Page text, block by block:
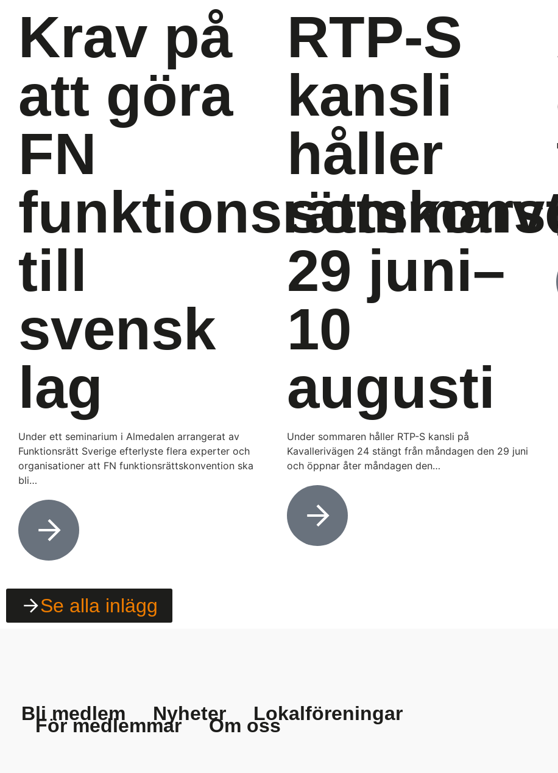
Krav på
att göra
FN
till
svensk
lag
Under ett seminarium i Almedalen arrangerat av
Funktionsrätt Sverige efterlyste flera experter och
organisationer att FN funktionsrättskonvention ska
bli…
RTP-S
kansli
håller
29 juni–
10
augusti
Under sommaren håller RTP-S kansli på
Kavallerivägen 24 stängt från måndagen den 29 juni
och öppnar åter måndagen den…
Se alla inlägg
Bli medlem Nyheter Lokalföreningar
För medlemmar Om oss